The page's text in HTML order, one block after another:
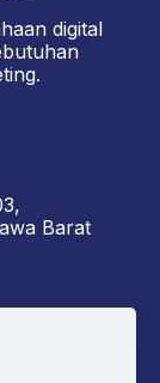
digital
Barat